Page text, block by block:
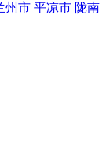
州市 平凉市 陇南